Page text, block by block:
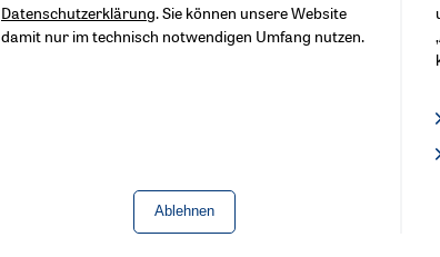
Datenschutzerklärung. Sie können unsere Website
damit nur im technisch notwendigen Umfang nutzen.
Ablehnen